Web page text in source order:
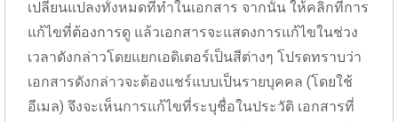
เปลี่ยนแปลงทั้งหมดที่ทำในเอกสาร จากนั้น ให้คลิกที่การ
แก้ไขที่ต้องการดู แล้วเอกสารจะแสดงการแก้ไขในช่วง
เวลาดังกล่าวโดยแยกเอดิเตอร์เป็นสีต่างๆ โปรดทราบว่า
เอกสารดังกล่าวจะต้องแชร์แบบเป็นรายบุคคล (โดยใช้
อีเมล) จึงจะเห็นการแก้ไขที่ระบุชื่อในประวัติ เอกสารที่